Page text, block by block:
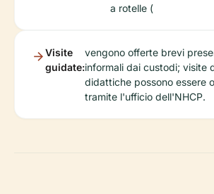
a rotelle (
Visite
guidate:
vengono offerte brevi
informali dai custodi; visite
didattiche possono essere
tramite l'ufficio dell'NHCP.